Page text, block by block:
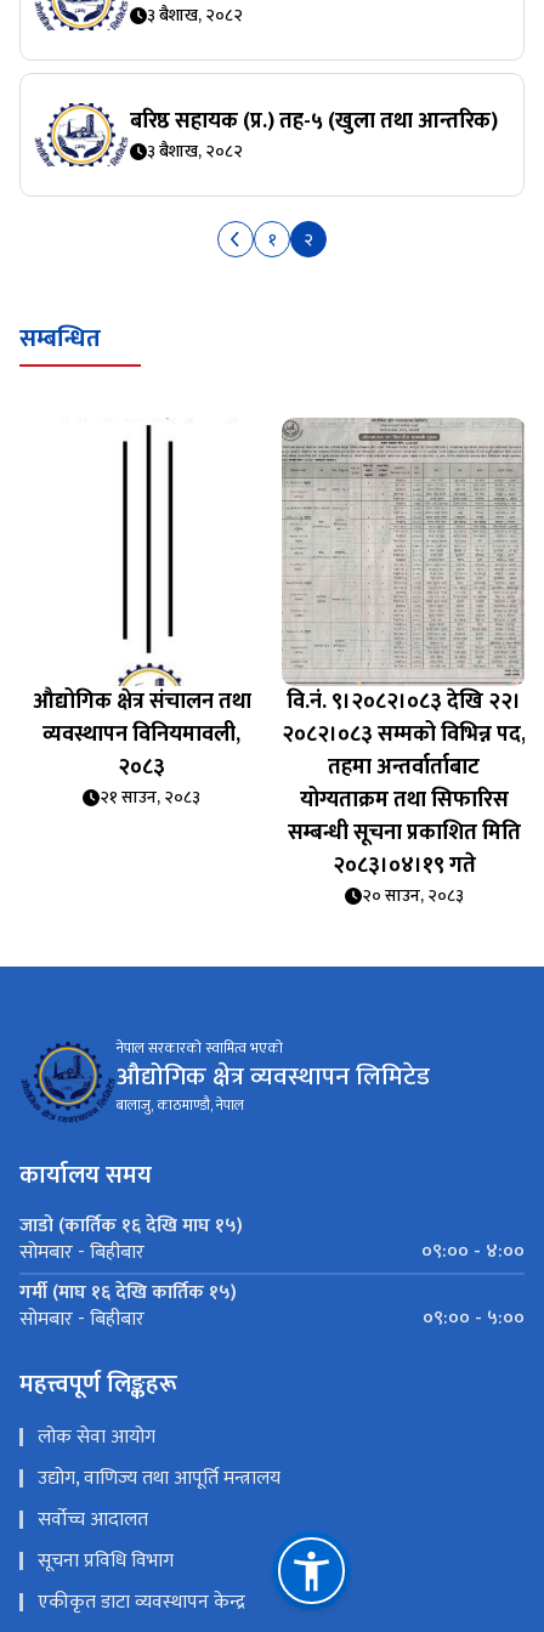
३ बैशाख, २०८२
बरिष्ठ सहायक (प्र.) तह-५ (खुला तथा आन्तरिक)
३ बैशाख, २०८२
१ २
सम्बन्धित
औद्योगिक क्षेत्र संचालन तथा
व्यवस्थापन विनियमावली,
२०८३
२१ साउन, २०८३
वि.नं. ९।२०८२।०८३ देखि २२।
२०८२।०८३ सम्मको विभिन्न पद,
तहमा अन्तर्वार्ताबाट
योग्यताक्रम तथा सिफारिस
सम्बन्धी सूचना प्रकाशित मिति
२०८३।०४।१९ गते
२० साउन, २०८३
नेपाल सरकारको स्वामित्व भएको
औद्योगिक क्षेत्र व्यवस्थापन लिमिटेड
बालाजु, काठमाण्डौ, नेपाल
कार्यालय समय
जाडो (कार्तिक १६ देखि माघ १५)
सोमबार - बिहीबार
०९:०० - ४:००
गर्मी (माघ १६ देखि कार्तिक १५)
सोमबार - बिहीबार ०९:०० - ५:००
महत्त्वपूर्ण लिङ्कहरू
लोक सेवा आयोग
उद्योग, वाणिज्य तथा आपूर्ति मन्त्रालय
सर्वोच्च आदालत
सूचना प्रविधि विभाग
एकीकृत डाटा व्यवस्थापन केन्द्र